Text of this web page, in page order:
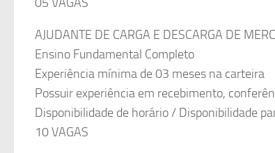
AJUDANTE DE CARGA E DESCARGA DE
Ensino Fundamental Completo
Experiência mínima de 03 meses na carteira
Possuir experiência em recebimento,
Disponibilidade de horário / Disponibilidade
10 VAGAS